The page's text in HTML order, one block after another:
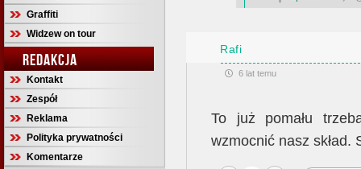
Graffiti
Widzew on tour
REDAKCJA
Kontakt
Zespół
Reklama
Polityka prywatności
Komentarze
Rafi
6 lat temu
To już pomału
wzmocnić nasz skład.